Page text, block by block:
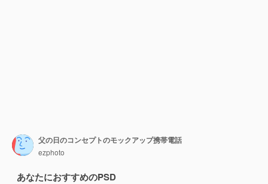
父の日のコンセプトのモックアップ携帯電話
ezphoto
あなたにおすすめのPSD